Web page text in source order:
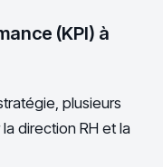
(KPI) à
plusieurs
direction RH et la